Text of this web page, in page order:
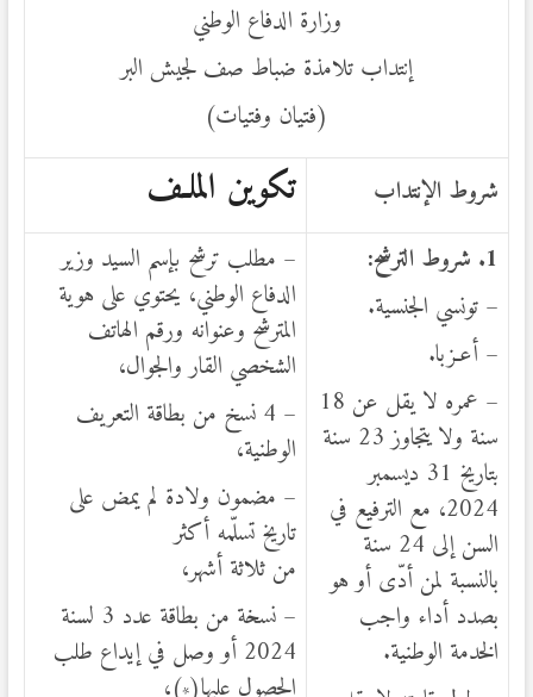
وزارة الدفاع الوطني
إنتداب تلامذة ضباط صف لجيش البر
(فتيان وفتيات)
شروط الإنتداب
تكوين الملـف
1. شروط الترشح:
– تونسي الجنسية.
– أعـزبا.
– عمره لا يقل عن 18
سنة ولا يتجاوز 23 سنة
بتاريخ 31 ديسمبر
2024، مع الترفيع في
السن إلى 24 سنة
بالنسبة لمن أدّى أو هو
بصدد أداء واجب
الخدمة الوطنية.
– مطلب ترشح بإسم السيد وزير
الدفاع الوطني، يحتوي على هوية
المترشح وعنوانه ورقم الهاتف
الشخصي القار والجوال،
– 4 نسخ من بطاقة التعريف
الوطنية،
– مضمون ولادة لم يمض على
تاريخ تسلّمه أكثر
من ثلاثة أشهر،
– نسخة من بطاقة عدد 3 لسنة
2024 أو وصل في إيداع طلب